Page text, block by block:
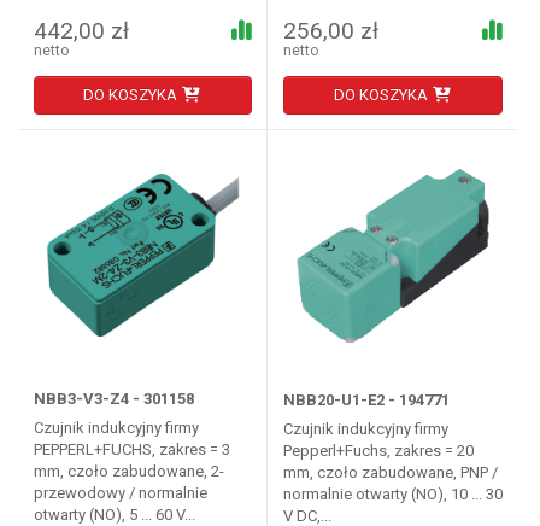
442,00 zł
netto
DO KOSZYKA
256,00 zł
netto
DO KOSZYKA
NBB3-V3-Z4 - 301158
Czujnik indukcyjny firmy
PEPPERL+FUCHS, zakres = 3
mm, czoło zabudowane, 2-
przewodowy / normalnie
otwarty (NO), 5 ... 60 V...
NBB20-U1-E2 - 194771
Czujnik indukcyjny firmy
Pepperl+Fuchs, zakres = 20
mm, czoło zabudowane, PNP /
normalnie otwarty (NO), 10 ... 30
V DC,...